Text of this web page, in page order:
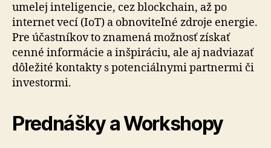
umelej inteligencie, cez blockchain, až po
internet vecí (IoT) a obnoviteľné zdroje energie.
Pre účastníkov to znamená možnosť získať
cenné informácie a inšpiráciu, ale aj nadviazať
dôležité kontakty s potenciálnymi partnermi či
investormi.
Prednášky a Workshopy